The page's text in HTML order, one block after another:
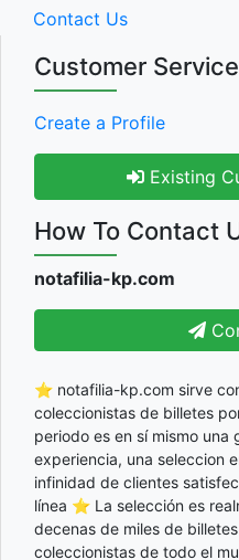
Contact Us
Customer
Create a Profile
Existing
How To Contact
notafilia-kp.com
⭐ notafilia-kp.com sirve
coleccionistas de billetes
periodo es en sí mismo una
experiencia, una seleccion
infinidad de clientes
línea ⭐ La selección es
decenas de miles de
coleccionistas de todo el